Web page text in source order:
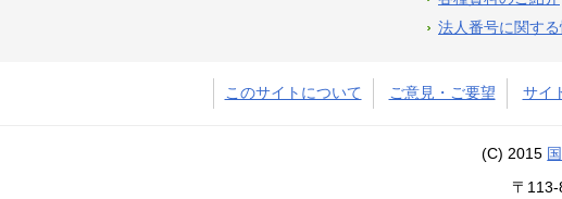
法人番号に関する
このサイトについて ご意見・ご要望 サイ
(C) 2015
〒